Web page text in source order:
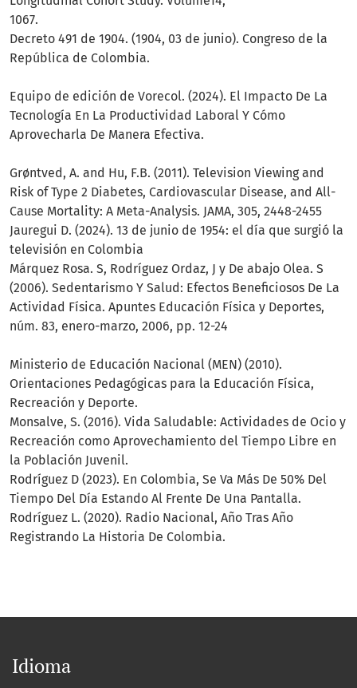
1067.
Decreto 491 de 1904. (1904, 03 de junio). Congreso de la
República de Colombia.
Equipo de edición de Vorecol. (2024). El Impacto De La
Tecnología En La Productividad Laboral Y Cómo
Aprovecharla De Manera Efectiva.
Grøntved, A. and Hu, F.B. (2011). Television Viewing and
Risk of Type 2 Diabetes, Cardiovascular Disease, and All-
Cause Mortality: A Meta-Analysis. JAMA, 305, 2448-2455
Jauregui D. (2024). 13 de junio de 1954: el día que surgió la
televisión en Colombia
Márquez Rosa. S, Rodríguez Ordaz, J y De abajo Olea. S
(2006). Sedentarismo Y Salud: Efectos Beneficiosos De La
Actividad Física. Apuntes Educación Física y Deportes,
núm. 83, enero-marzo, 2006, pp. 12-24
Ministerio de Educación Nacional (MEN) (2010).
Orientaciones Pedagógicas para la Educación Física,
Recreación y Deporte.
Monsalve, S. (2016). Vida Saludable: Actividades de Ocio y
Recreación como Aprovechamiento del Tiempo Libre en
la Población Juvenil.
Rodríguez D (2023). En Colombia, Se Va Más De 50% Del
Tiempo Del Día Estando Al Frente De Una Pantalla.
Rodríguez L. (2020). Radio Nacional, Año Tras Año
Registrando La Historia De Colombia.
Idioma